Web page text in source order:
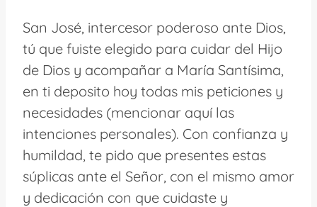
San José, intercesor poderoso ante Dios,
tú que fuiste elegido para cuidar del Hijo
de Dios y acompañar a María Santísima,
en ti deposito hoy todas mis peticiones y
necesidades (mencionar aquí las
intenciones personales). Con confianza y
humildad, te pido que presentes estas
súplicas ante el Señor, con el mismo amor
y dedicación con que cuidaste y